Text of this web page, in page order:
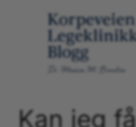
Kan jeg få